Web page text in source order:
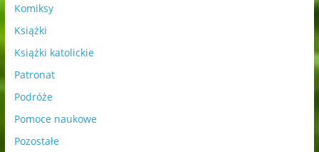
Komiksy
Książki
Książki katolickie
Patronat
Podróże
Pomoce naukowe
Pozostałe